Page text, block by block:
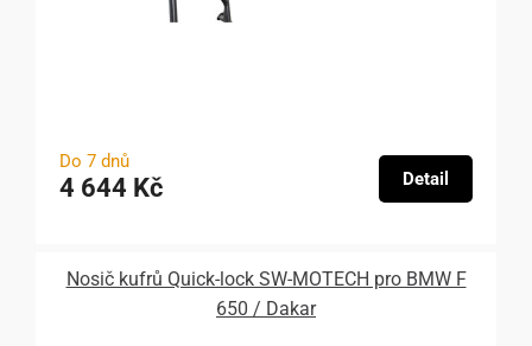
Do 7 dnů
4 644 Kč Detail
Nosič kufrů Quick-lock SW-MOTECH pro BMW F
650 / Dakar